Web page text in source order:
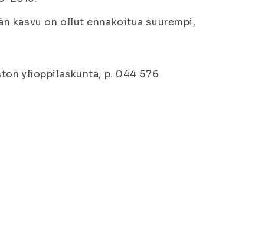
kasvu on ollut ennakoitua suurempi,
ylioppilaskunta, p. 044 576